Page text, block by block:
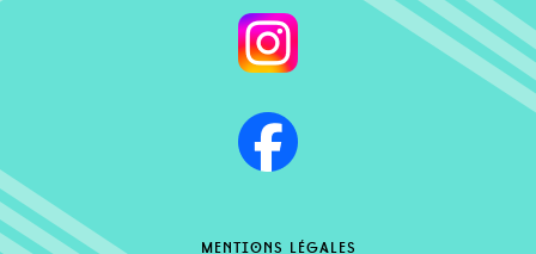
mentions légales